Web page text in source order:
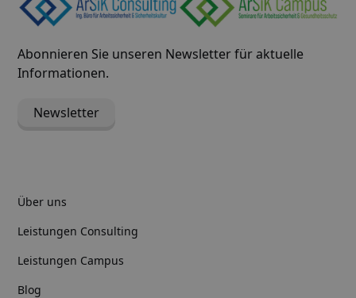
Abonnieren Sie unseren Newsletter für aktuelle
Informationen.
Newsletter
Über uns
Leistungen Consulting
Leistungen Campus
Blog